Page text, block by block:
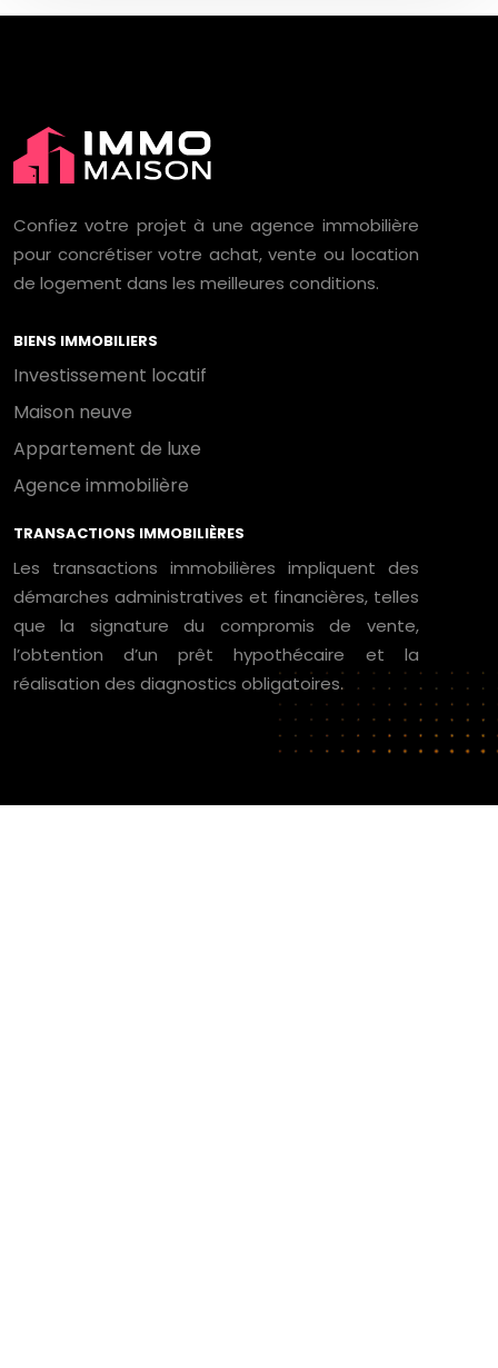
Confiez votre projet à une agence immobilière
pour concrétiser votre achat, vente ou location
de logement dans les meilleures conditions.
BIENS IMMOBILIERS
Investissement locatif
Maison neuve
Appartement de luxe
Agence immobilière
TRANSACTIONS IMMOBILIÈRES
Les transactions immobilières impliquent des
démarches administratives et financières, telles
que la signature du compromis de vente,
l’obtention d’un prêt hypothécaire et la
réalisation des diagnostics obligatoires.